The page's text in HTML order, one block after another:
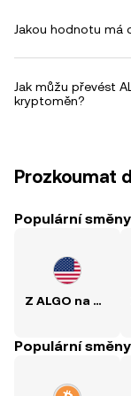
Jakou hodnotu má
Jak můžu převést
kryptoměn?
Prozkoumat
Populární směny
Z ALGO na USD
Populární směny